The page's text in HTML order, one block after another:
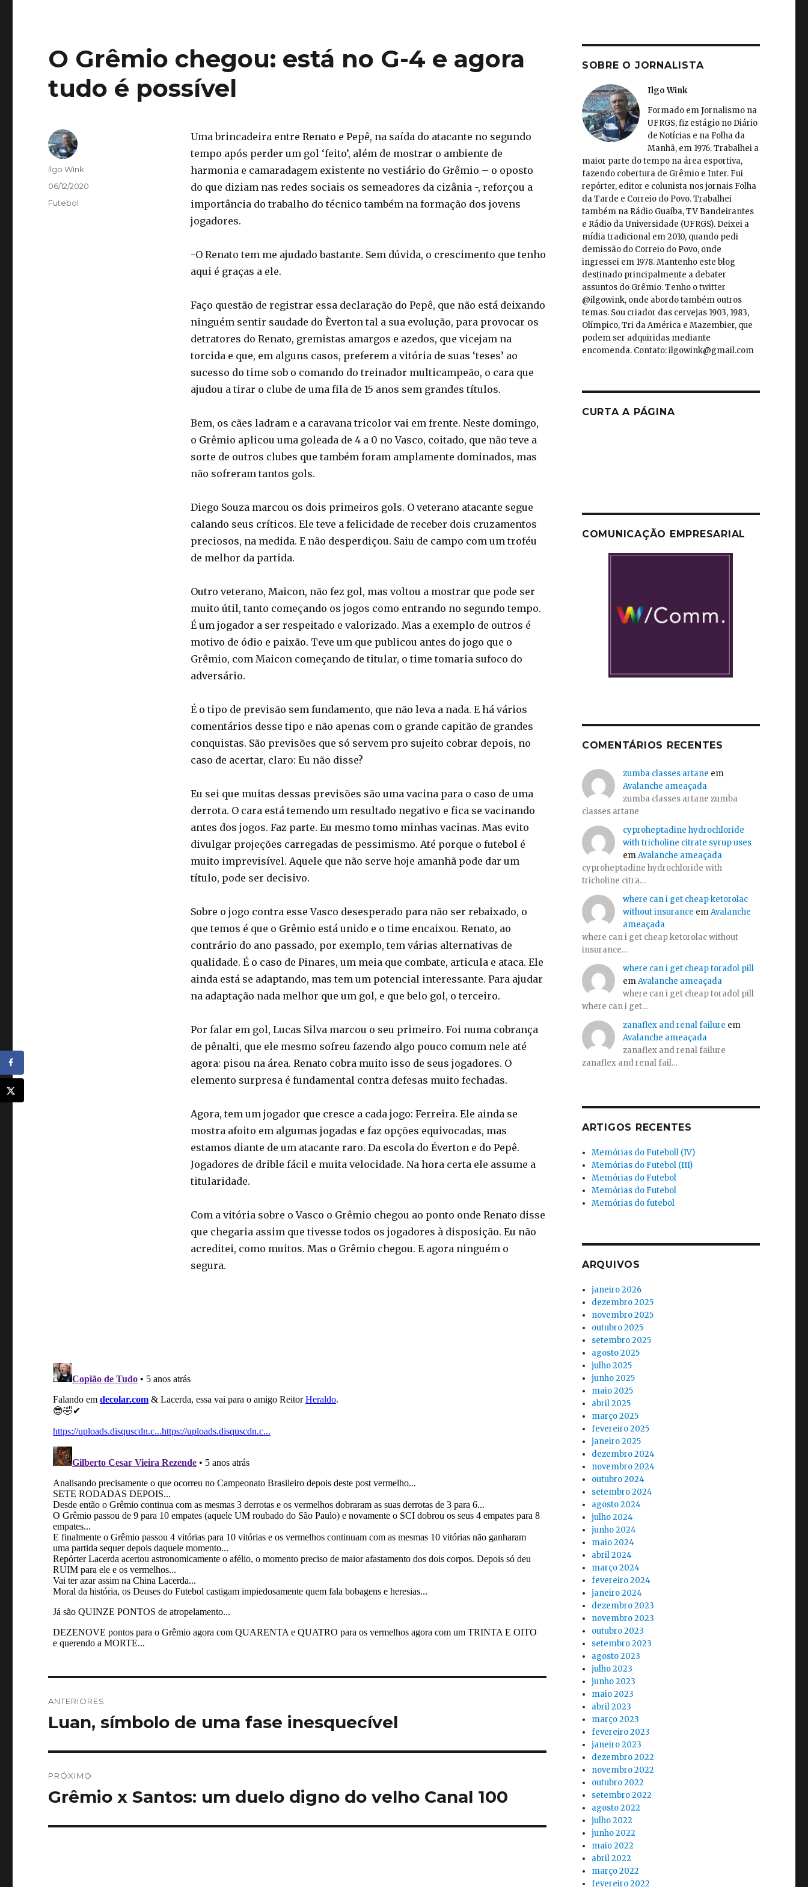
O Grêmio chegou: está no G-4 e agora
tudo é possível
Uma brincadeira entre Renato e Pepê, na saída do atacante no segundo
tempo após perder um gol ‘feito’, além de mostrar o ambiente de
harmonia e camaradagem existente no vestiário do Grêmio – o oposto
do que diziam nas redes sociais os semeadores da cizânia -, reforçou a
importância do trabalho do técnico também na formação dos jovens
jogadores.
-O Renato tem me ajudado bastante. Sem dúvida, o crescimento que tenho
aqui é graças a ele.
Faço questão de registrar essa declaração do Pepê, que não está deixando
ninguém sentir saudade do Èverton tal a sua evolução, para provocar os
detratores do Renato, gremistas amargos e azedos, que vicejam na
torcida e que, em alguns casos, preferem a vitória de suas ‘teses’ ao
sucesso do time sob o comando do treinador multicampeão, o cara que
ajudou a tirar o clube de uma fila de 15 anos sem grandes títulos.
Bem, os cães ladram e a caravana tricolor vai em frente. Neste domingo,
o Grêmio aplicou uma goleada de 4 a 0 no Vasco, coitado, que não teve a
sorte de outros clubes que também foram amplamente dominados, mas
não sofreram tantos gols.
Diego Souza marcou os dois primeiros gols. O veterano atacante segue
calando seus críticos. Ele teve a felicidade de receber dois cruzamentos
preciosos, na medida. E não desperdiçou. Saiu de campo com um troféu
de melhor da partida.
Outro veterano, Maicon, não fez gol, mas voltou a mostrar que pode ser
muito útil, tanto começando os jogos como entrando no segundo tempo.
É um jogador a ser respeitado e valorizado. Mas a exemplo de outros é
motivo de ódio e paixão. Teve um que publicou antes do jogo que o
Grêmio, com Maicon começando de titular, o time tomaria sufoco do
adversário.
É o tipo de previsão sem fundamento, que não leva a nada. E há vários
comentários desse tipo e não apenas com o grande capitão de grandes
conquistas. São previsões que só servem pro sujeito cobrar depois, no
caso de acertar, claro: Eu não disse?
Eu sei que muitas dessas previsões são uma vacina para o caso de uma
derrota. O cara está temendo um resultado negativo e fica se vacinando
antes dos jogos. Faz parte. Eu mesmo tomo minhas vacinas. Mas evito
divulgar projeções carregadas de pessimismo. Até porque o futebol é
muito imprevisível. Aquele que não serve hoje amanhã pode dar um
título, pode ser decisivo.
Sobre o jogo contra esse Vasco desesperado para não ser rebaixado, o
que temos é que o Grêmio está unido e o time encaixou. Renato, ao
contrário do ano passado, por exemplo, tem várias alternativas de
qualidade. É o caso de Pinares, um meia que combate, articula e ataca. Ele
ainda está se adaptando, mas tem um potencial interessante. Para ajudar
na adaptação nada melhor que um gol, e que belo gol, o terceiro.
Por falar em gol, Lucas Silva marcou o seu primeiro. Foi numa cobrança
de pênalti, que ele mesmo sofreu fazendo algo pouco comum nele até
agora: pisou na área. Renato cobra muito isso de seus jogadores. O
elemento surpresa é fundamental contra defesas muito fechadas.
Agora, tem um jogador que cresce a cada jogo: Ferreira. Ele ainda se
mostra afoito em algumas jogadas e faz opções equivocadas, mas
estamos diante de um atacante raro. Da escola do Éverton e do Pepê.
Jogadores de drible fácil e muita velocidade. Na hora certa ele assume a
titularidade.
Com a vitória sobre o Vasco o Grêmio chegou ao ponto onde Renato disse
que chegaria assim que tivesse todos os jogadores à disposição. Eu não
acreditei, como muitos. Mas o Grêmio chegou. E agora ninguém o
segura.
Autor
Ilgo Wink
Publicado
06/12/2020
Categorias
Futebol
de
ANTERIORES
Post
Luan, símbolo de uma fase inesquecível
PRÓXIMO
Próximo
Grêmio x Santos: um duelo digno do velho Canal 100
SOBRE O JORNALISTA
Ilgo Wink
Formado em Jornalismo na
UFRGS, fiz estágio no Diário
de Notícias e na Folha da
Manhã, em 1976. Trabalhei a
maior parte do tempo na área esportiva,
fazendo cobertura de Grêmio e Inter. Fui
repórter, editor e colunista nos jornais Folha
da Tarde e Correio do Povo. Trabalhei
também na Rádio Guaíba, TV Bandeirantes
e Rádio da Universidade (UFRGS). Deixei a
mídia tradicional em 2010, quando pedi
demissão do Correio do Povo, onde
ingressei em 1978. Mantenho este blog
destinado principalmente a debater
assuntos do Grêmio. Tenho o twitter
@ilgowink, onde abordo também outros
temas. Sou criador das cervejas 1903, 1983,
Olímpico, Tri da América e Mazembier, que
podem ser adquiridas mediante
encomenda. Contato: ilgowink@gmail.com
CURTA A PÁGINA
COMUNICAÇÃO EMPRESARIAL
COMENTÁRIOS RECENTES
zumba classes artane em
Avalanche ameaçada
zumba classes artane zumba
classes artane
cyproheptadine hydrochloride
with tricholine citrate syrup uses
emAvalanche ameaçada
cyproheptadine hydrochloride with
tricholine citra…
where can i get cheap ketorolac
without insurance emAvalanche
ameaçada
where can i get cheap ketorolac without
insurance…
where can i get cheap toradol pill
emAvalanche ameaçada
where can i get cheap toradol pill
where can i get…
zanaflex and renal failure em
Avalanche ameaçada
zanaflex and renal failure
zanaflex and renal fail…
ARTIGOS RECENTES
Memórias do Futeboll (IV)
Memórias do Futebol (III)
Memórias do Futebol
Memórias do Futebol
Memórias do futebol
ARQUIVOS
janeiro 2026
dezembro 2025
novembro 2025
outubro 2025
setembro 2025
agosto 2025
julho 2025
junho 2025
maio 2025
abril 2025
março 2025
fevereiro 2025
janeiro 2025
dezembro 2024
novembro 2024
outubro 2024
setembro 2024
agosto 2024
julho 2024
junho 2024
maio 2024
abril 2024
março 2024
fevereiro 2024
janeiro 2024
dezembro 2023
novembro 2023
outubro 2023
setembro 2023
agosto 2023
julho 2023
junho 2023
maio 2023
abril 2023
março 2023
fevereiro 2023
janeiro 2023
dezembro 2022
novembro 2022
outubro 2022
setembro 2022
agosto 2022
julho 2022
junho 2022
maio 2022
abril 2022
março 2022
fevereiro 2022